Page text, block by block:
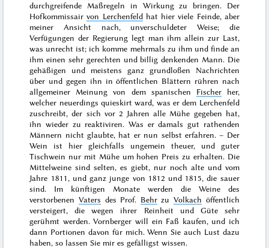
durchgreifende Maßregeln in Wirkung zu bringen. Der
Hofkommissairvon Lerchenfeldhat hier viele Feinde, aber
meiner Ansicht nach, unverschuldeter Weise; die
Verfügungen der Regierung legt man ihm allein zur Last,
was unrecht ist; ich komme mehrmals zu ihm und finde an
ihm einen sehr gerechten und billig denkenden Mann. Die
gehäßigen und meistens ganz grundloßen Nachrichten
über und gegen ihn in öffentlichen Blättern rühren nach
allgemeiner Meinung von dem spanischen Fischerher,
welcher neuerdings quieskirt ward, was er dem Lerchenfeld
zuschreibt, der sich vor 2 Jahren alle Mühe gegeben hat,
ihn wieder zu reaktiviren. Was er damals gut rathenden
Männern nicht glaubte, hat er nun selbst erfahren. – Der
Wein ist hier gleichfalls ungemein theuer, und guter
Tischwein nur mit Mühe um hohen Preis zu erhalten. Die
Mittelweine sind selten, es giebt, nur noch alte und vom
Jahre 1811 , und ganz junge von 1812 und 1815, die sauer
sind. Im künftigen Monate werden die Weine des
verstorbenen Vaters des Prof. BehrzuVolkach öffentlich
versteigert, die wegen ihrer Reinheit und Güte sehr
gerühmt werden. Vornberger will ein Faß kaufen, und ich
dann Portionen davon für mich. Wenn Sie auch Lust dazu
haben, so lassen Sie mir es gefälligst wissen.